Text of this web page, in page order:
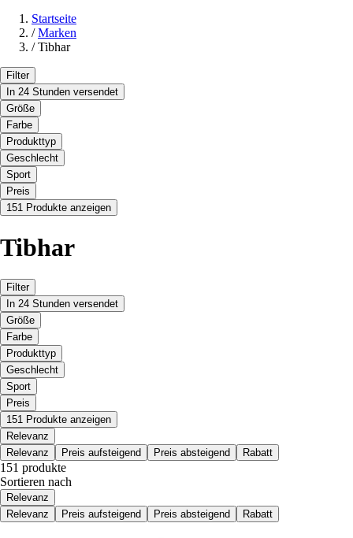
Startseite
/ Marken
/ Tibhar
Filter
In 24 Stunden versendet
Größe
Farbe
Produkttyp
Geschlecht
Sport
Preis
151 Produkte anzeigen
Tibhar
Filter
In 24 Stunden versendet
Größe
Farbe
Produkttyp
Geschlecht
Sport
Preis
151 Produkte anzeigen
Relevanz
Relevanz
Preis aufsteigend Preis absteigend Rabatt
151 produkte
Sortieren nach
Relevanz
Relevanz
Preis aufsteigend Preis absteigend Rabatt